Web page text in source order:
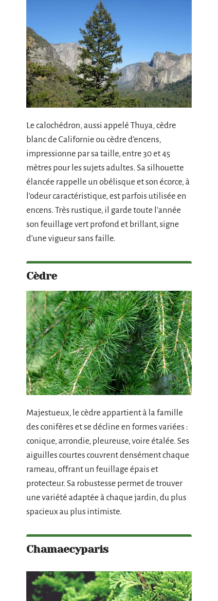
Le calochédron, aussi appelé Thuya, cèdre
blanc de Californie ou cèdre d’encens,
impressionne par sa taille, entre 30 et 45
mètres pour les sujets adultes. Sa silhouette
élancée rappelle un obélisque et son écorce, à
l’odeur caractéristique, est parfois utilisée en
encens. Très rustique, il garde toute l’année
son feuillage vert profond et brillant, signe
d’une vigueur sans faille.
Cèdre
Majestueux, le cèdre appartient à la famille
des conifères et se décline en formes variées :
conique, arrondie, pleureuse, voire étalée. Ses
aiguilles courtes couvrent densément chaque
rameau, offrant un feuillage épais et
protecteur. Sa robustesse permet de trouver
une variété adaptée à chaque jardin, du plus
spacieux au plus intimiste.
Chamaecyparis